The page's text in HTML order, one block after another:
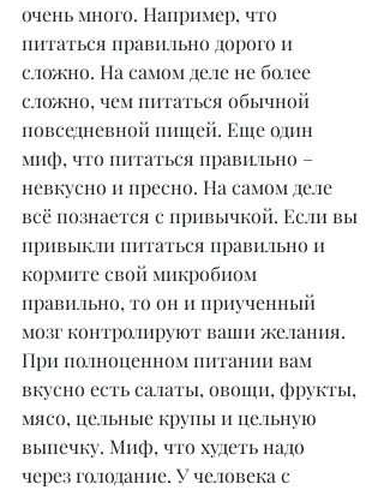
очень много. Например, что
питаться правильно дорого и
сложно. На самом деле не более
сложно, чем питаться обычной
повседневной пищей. Еще один
миф, что питаться правильно –
невкусно и пресно. На самом деле
всё познается с привычкой. Если вы
привыкли питаться правильно и
кормите свой микробиом
правильно, то он и приученный
мозг контролируют ваши желания.
При полноценном питании вам
вкусно есть салаты, овощи, фрукты,
мясо, цельные крупы и цельную
выпечку. Миф, что худеть надо
через голодание. У человека с